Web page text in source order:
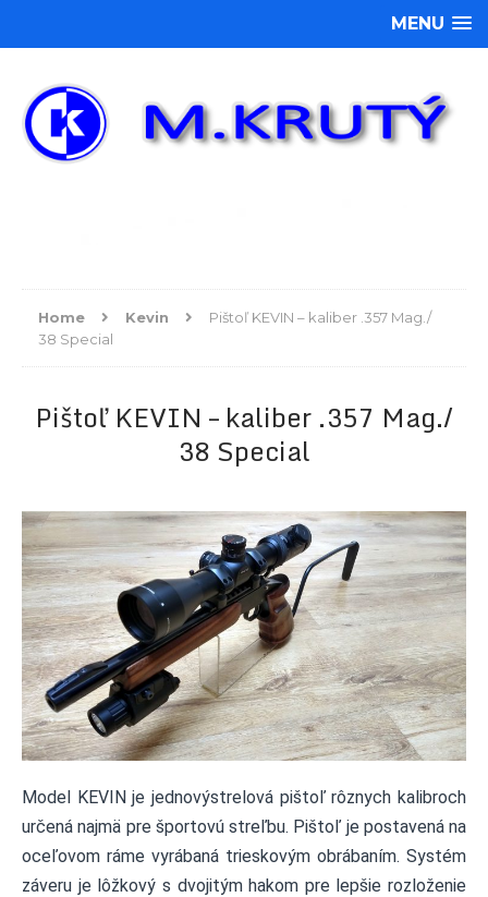
MENU
Home Kevin
Pištoľ KEVIN – kaliber .357 Mag./
38 Special
Pištoľ KEVIN – kaliber .357 Mag./
38 Special
Model KEVIN je jednovýstrelová pištoľ rôznych kalibroch
určená najmä pre športovú streľbu. Pištoľ je postavená na
oceľovom ráme vyrábaná trieskovým obrábaním. Systém
záveru je lôžkový s dvojitým hakom pre lepšie rozloženie